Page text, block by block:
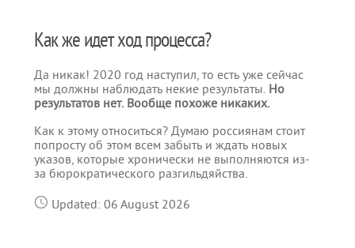
Как же идет ход процесса?
Да никак! 2020 год наступил, то есть уже сейчас
мы должны наблюдать некие результаты. Но
результатов нет. Вообще похоже никаких.
Как к этому относиться? Думаю россиянам стоит
попросту об этом всем забыть и ждать новых
указов, которые хронически не выполняются из-
за бюрократического разгильдяйства.
Updated: 06 August 2026